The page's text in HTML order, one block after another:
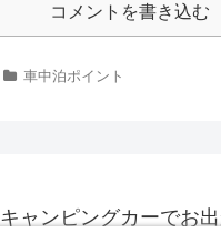
コメントを書き込む
車中泊ポイント
キャンピングカーでお